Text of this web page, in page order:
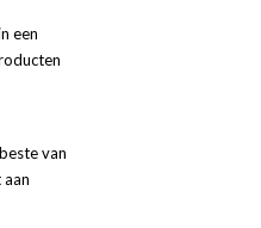
een
van